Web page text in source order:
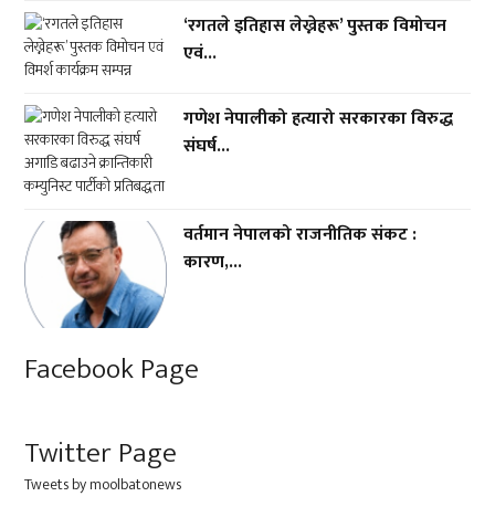
‘रगतले इतिहास लेख्नेहरू’ पुस्तक विमोचन
एवं...
गणेश नेपालीको हत्यारो सरकारका विरुद्ध
संघर्ष...
वर्तमान नेपालको राजनीतिक संकट :
कारण,...
Facebook Page
Twitter Page
Tweets by moolbatonews